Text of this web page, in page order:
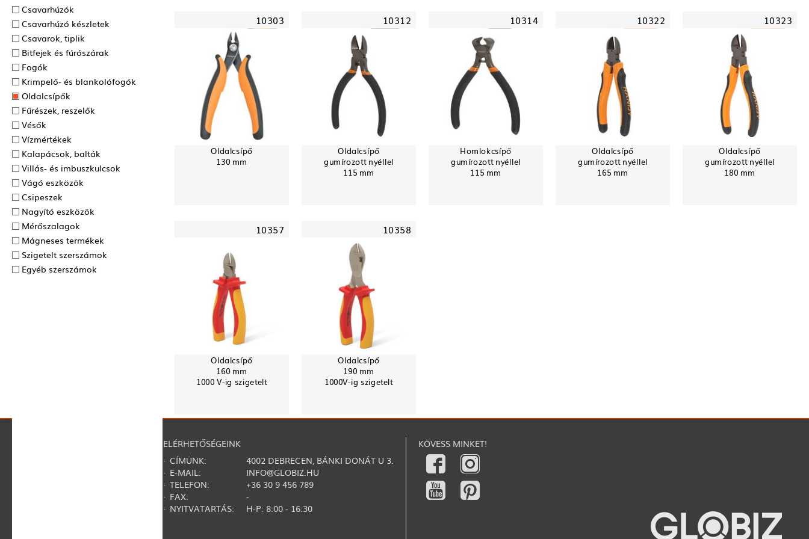
Csavarhúzók
Csavarhúzó készletek
Csavarok, tiplik
Bitfejek és fúrószárak
Fogók
Krimpelő- és blankolófogók
Oldalcsípők
Fűrészek, reszelők
Vésők
Vízmértékek
Kalapácsok, balták
Villás- és imbuszkulcsok
Vágó eszközök
Csipeszek
Nagyító eszközök
Mérőszalagok
Mágneses termékek
Szigetelt szerszámok
Egyéb szerszámok
10303
Oldalcsípő
130 mm
10312
Oldalcsípő
gumírozott nyéllel
115 mm
10314
Homlokcsípő
gumírozott nyéllel
115 mm
10322
Oldalcsípő
gumírozott nyéllel
165 mm
10323
Oldalcsípő
gumírozott nyéllel
180 mm
10357
Oldalcsípő
160 mm
1000 V-ig szigetelt
10358
Oldalcsípő
190 mm
1000V-ig szigetelt
ELÉRHETŐSÉGEINK
· CÍMÜNK:
4002 DEBRECEN, BÁNKI DONÁT U 3.
· E-MAIL:
INFO@GLOBIZ.HU
· TELEFON:
+36 30 9 456 789
· FAX:
-
· NYITVATARTÁS:
H-P: 8:00 - 16:30
KÖVESS MINKET!